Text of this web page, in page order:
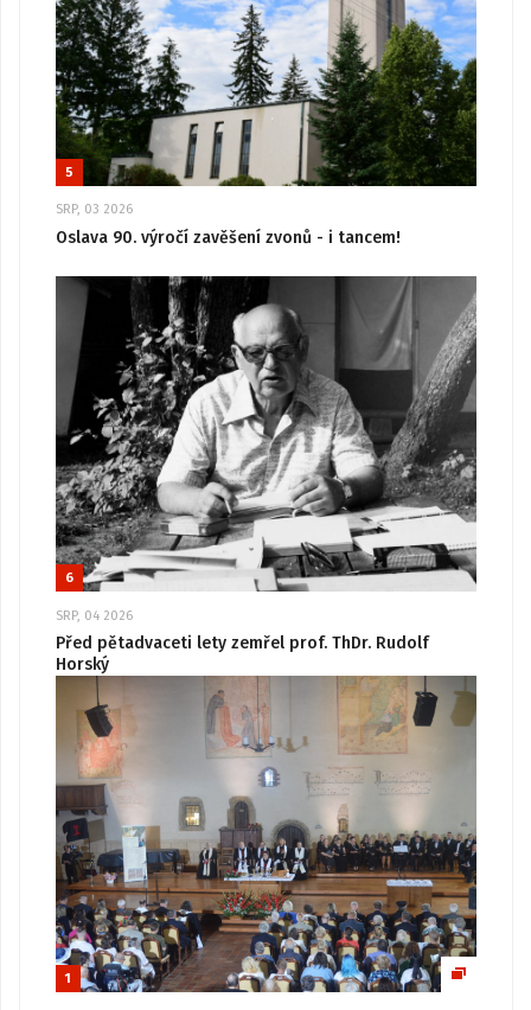
5
SRP, 03 2026
Oslava 90. výročí zavěšení zvonů - i tancem!
6
SRP, 04 2026
Před pětadvaceti lety zemřel prof. ThDr. Rudolf
Horský
1